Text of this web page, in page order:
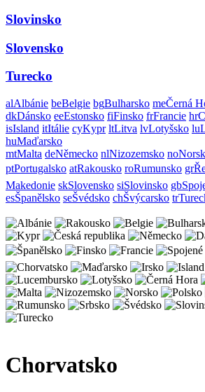
Slovinsko
Slovensko
Turecko
alAlbánie beBelgie bgBulharsko meČerná
dkDánsko eeEstonsko fiFinsko frFrancie hr
isIsland itItálie cyKypr ltLitva lvLotyšsko lu
huMaďarsko
mtMalta deNěmecko nlNizozemsko no
ptPortugalsko atRakousko roRumunsko gr
Makedonie skSlovensko siSlovinsko gb
esŠpanělsko seŠvédsko chŠvýcarsko tr
Chorvatsko